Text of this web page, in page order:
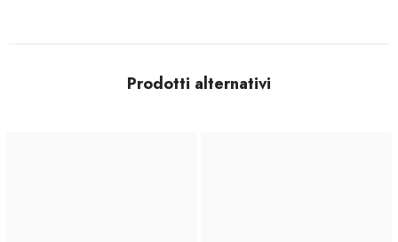
Prodotti alternativi